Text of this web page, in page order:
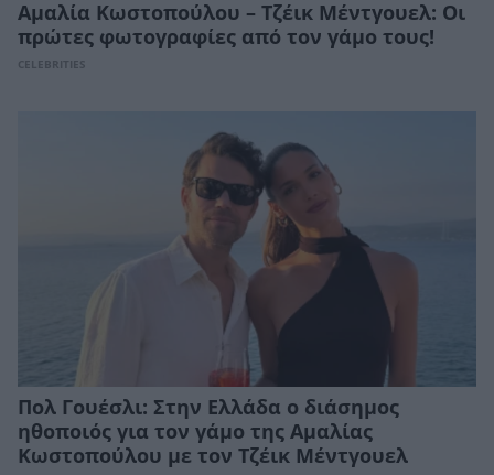
Αμαλία Κωστοπούλου – Τζέικ Μέντγουελ: Οι
πρώτες φωτογραφίες από τον γάμο τους!
CELEBRITIES
Πολ Γουέσλι: Στην Ελλάδα o διάσημος
ηθοποιός για τον γάμο της Αμαλίας
Κωστοπούλου με τον Τζέικ Μέντγουελ